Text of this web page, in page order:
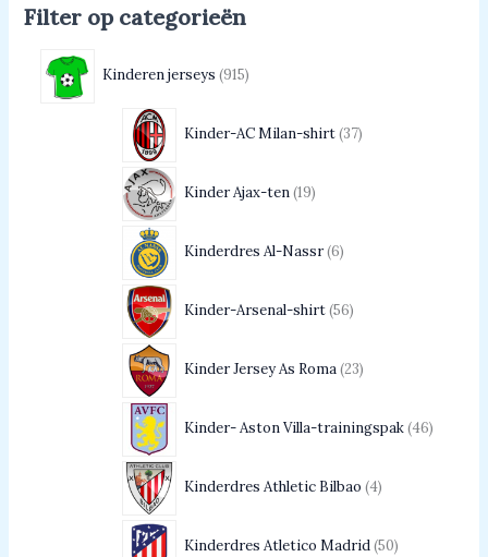
Filter op categorieën
Kinderen jerseys 915
Kinder-AC Milan-shirt 37
Kinder Ajax-ten 19
Kinderdres Al-Nassr 6
Kinder-Arsenal-shirt 56
Kinder Jersey As Roma 23
Kinder- Aston Villa-trainingspak 46
Kinderdres Athletic Bilbao 4
Kinderdres Atletico Madrid 50